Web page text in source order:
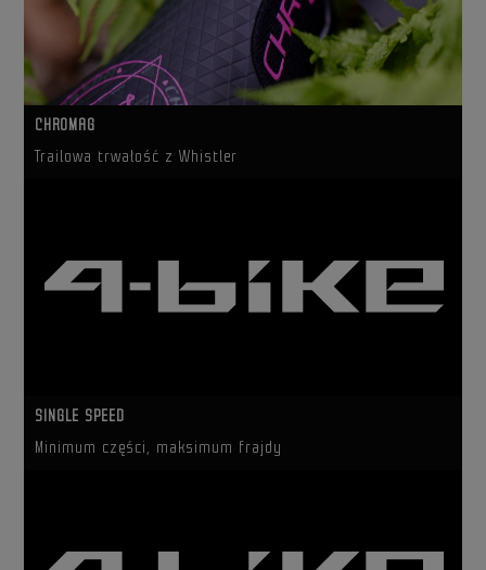
CHROMAG
Trailowa trwałość z Whistler
SINGLE SPEED
Minimum części, maksimum frajdy